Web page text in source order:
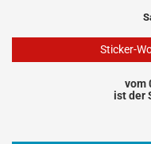
Sticker-
vom
ist der